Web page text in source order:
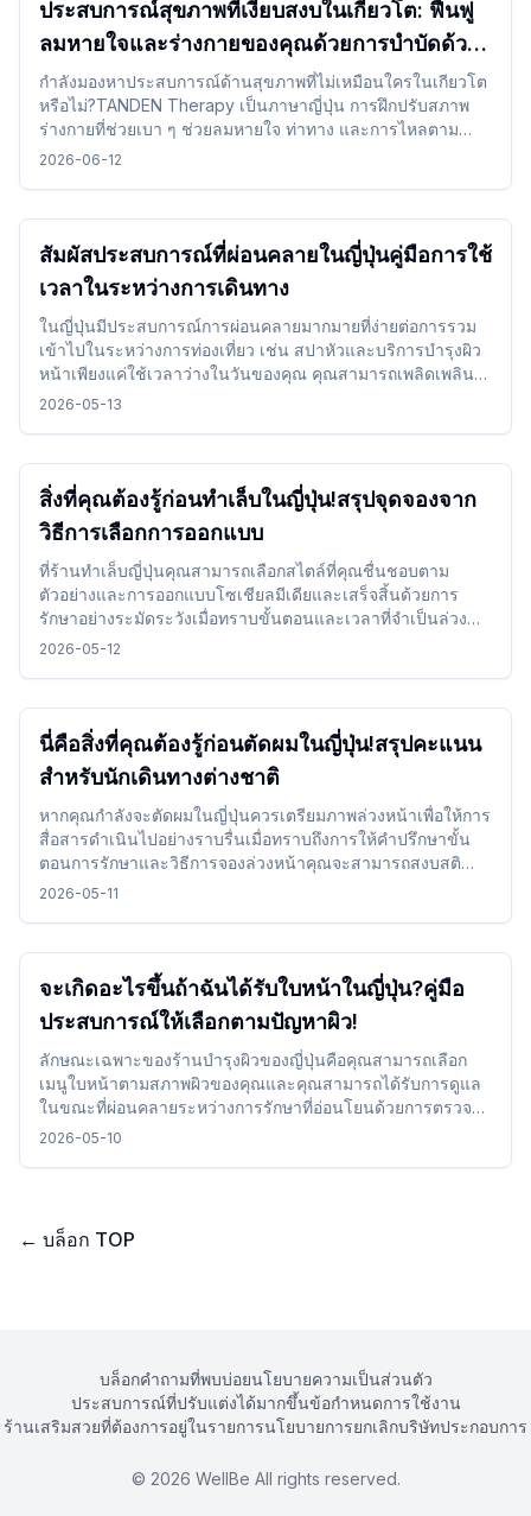
ประสบการณ์สุขภาพที่เงียบสงบในเกียวโต: ฟื้นฟู
ลมหายใจและร่างกายของคุณด้วยการบำบัดด้วย
TANDEN Therapy
กำลังมองหาประสบการณ์ด้านสุขภาพที่ไม่เหมือนใครในเกียวโต
หรือไม่?TANDEN Therapy เป็นภาษาญี่ปุ่น การฝึกปรับสภาพ
ร่างกายที่ช่วยเบา ๆ ช่วยลมหายใจ ท่าทาง และการไหลตาม
ธรรมชาติของร่างกาย ร่างกายมันมอบโอกาสที่ไม่เหมือนใครใน
2026-06-12
สัมผัสประสบการณ์ที่ผ่อนคลายในญี่ปุ่นคู่มือการใช้
เวลาในระหว่างการเดินทาง
ในญี่ปุ่นมีประสบการณ์การผ่อนคลายมากมายที่ง่ายต่อการรวม
เข้าไปในระหว่างการท่องเที่ยว เช่น สปาหัวและบริการบำรุงผิว
หน้าเพียงแค่ใช้เวลาว่างในวันของคุณ คุณสามารถเพลิดเพลิน
กับการเดินทางของคุณในขณะที่เปลี่ยนอารมณ์ของคุณได้โดย
2026-05-13
สิ่งที่คุณต้องรู้ก่อนทำเล็บในญี่ปุ่น!สรุปจุดจองจาก
วิธีการเลือกการออกแบบ
ที่ร้านทำเล็บญี่ปุ่นคุณสามารถเลือกสไตล์ที่คุณชื่นชอบตาม
ตัวอย่างและการออกแบบโซเชียลมีเดียและเสร็จสิ้นด้วยการ
รักษาอย่างระมัดระวังเมื่อทราบขั้นตอนและเวลาที่จำเป็นล่วง
หน้าคุณสามารถเพลิดเพลินไปกับประสบการณ์เล็บได้โดยไม่ยาก
2026-05-12
นี่คือสิ่งที่คุณต้องรู้ก่อนตัดผมในญี่ปุ่น!สรุปคะแนน
สำหรับนักเดินทางต่างชาติ
หากคุณกำลังจะตัดผมในญี่ปุ่นควรเตรียมภาพล่วงหน้าเพื่อให้การ
สื่อสารดำเนินไปอย่างราบรื่นเมื่อทราบถึงการให้คำปรึกษาขั้น
ตอนการรักษาและวิธีการจองล่วงหน้าคุณจะสามารถสงบสติ
อารมณ์และใช้ได้แม้ในขณะเดินทาง
2026-05-11
จะเกิดอะไรขึ้นถ้าฉันได้รับใบหน้าในญี่ปุ่น?คู่มือ
ประสบการณ์ให้เลือกตามปัญหาผิว!
ลักษณะเฉพาะของร้านบำรุงผิวของญี่ปุ่นคือคุณสามารถเลือก
เมนูใบหน้าตามสภาพผิวของคุณและคุณสามารถได้รับการดูแล
ในขณะที่ผ่อนคลายระหว่างการรักษาที่อ่อนโยนด้วยการตรวจ
สอบและเลือกรายละเอียดการรักษาเวลาและบรรยากาศร้าน
2026-05-10
← บล็อก TOP
บล็อกคำถามที่พบบ่อยนโยบายความเป็นส่วนตัว
ประสบการณ์ที่ปรับแต่งได้มากขึ้นข้อกำหนดการใช้งาน
ร้านเสริมสวยที่ต้องการอยู่ในรายการนโยบายการยกเลิกบริษัทประกอบการ
© 2026 WellBe All rights reserved.